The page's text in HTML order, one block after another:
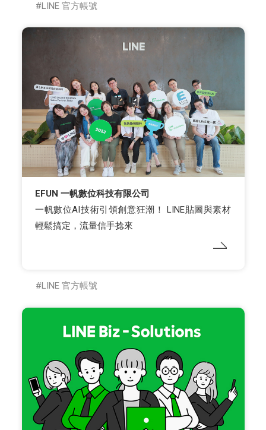
LINE 官方帳號
EFUN 一帆數位科技有限公司
一帆數位AI技術引領創意狂潮！ LINE貼圖與素材
輕鬆搞定，流量信手捻來
LINE 官方帳號